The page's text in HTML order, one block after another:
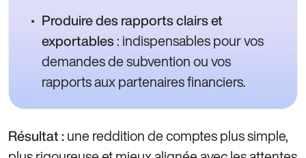
Produire des rapports clairs et
exportables: indispensables pour vos
demandes de subvention ou vos
rapports aux partenaires financiers.
Résultat : une reddition de comptes plus simple,